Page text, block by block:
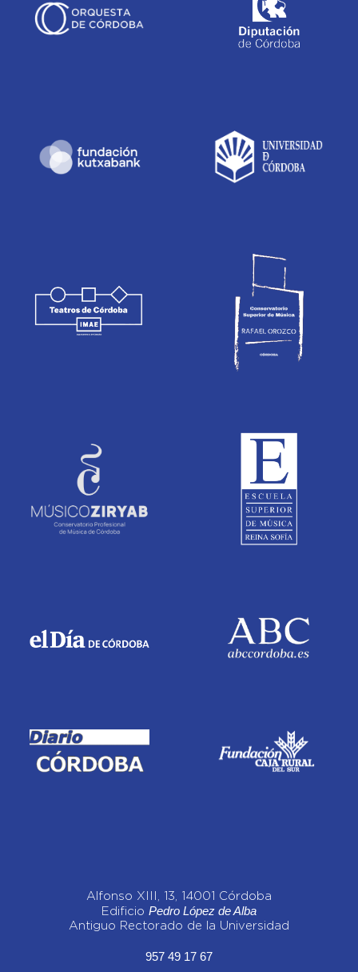
Alfonso XIII, 13, 14001 Córdoba
Edificio Pedro López de Alba
Antiguo Rectorado de la Universidad
957 49 17 67